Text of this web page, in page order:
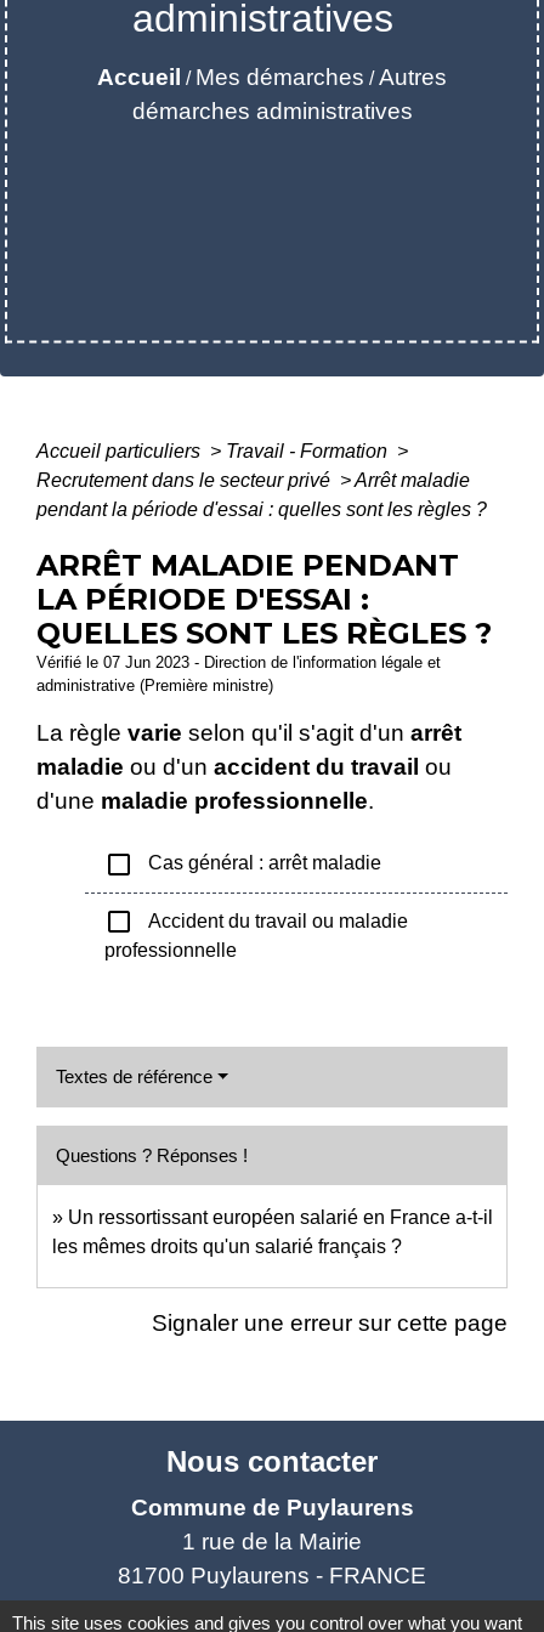
administratives
Accueil / Mes démarches /Autres
démarches administratives
Accueil particuliers > Travail - Formation >
Recrutement dans le secteur privé >Arrêt maladie
pendant la période d'essai : quelles sont les règles ?
ARRÊT MALADIE PENDANT
LA PÉRIODE D'ESSAI :
QUELLES SONT LES RÈGLES ?
Vérifié le 07 Jun 2023 - Direction de l'information légale et
administrative (Première ministre)
La règle varie selon qu'il s'agit d'un arrêt
maladie ou d'un accident du travail ou
d'une maladie professionnelle.
check_box_outline_blank Cas général : arrêt maladie
check_box_outline_blank
Accident du travail ou maladie
professionnelle
Textes de référence
Questions ? Réponses !
Un ressortissant européen salarié en France a-t-il
les mêmes droits qu'un salarié français ?
Signaler une erreur sur cette page
Nous contacter
Commune de Puylaurens
1 rue de la Mairie
81700 Puylaurens - FRANCE
+33 5 63 75 00 18
This site uses cookies and gives you control over what you want